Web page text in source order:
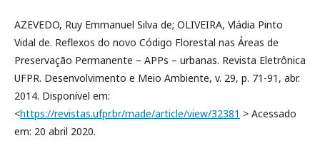
AZEVEDO, Ruy Emmanuel Silva de; OLIVEIRA, Vládia Pinto
Vidal de. Reflexos do novo Código Florestal nas Áreas de
Preservação Permanente – APPs – urbanas. Revista Eletrônica
UFPR. Desenvolvimento e Meio Ambiente, v. 29, p. 71-91, abr.
2014. Disponível em:
<https://revistas.ufpr.br/made/article/view/32381 > Acessado
em: 20 abril 2020.